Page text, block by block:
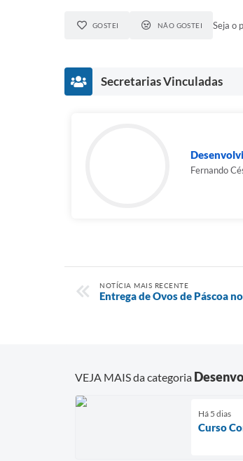
GOSTEI NÃO GOSTEI Seja o
Secretarias Vinculadas
Fernando
NOTÍCIA MAIS RECENTE
Entrega de Ovos de Páscoa
VEJA MAIS da categoria
Há 5 dias
Curso